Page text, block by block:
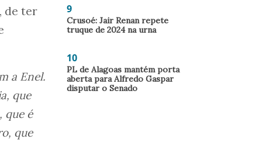
, de ter
a Enel.
que
que é
que
9
Crusoé: Jair Renan repete
truque de 2024 na urna
10
PL de Alagoas mantém porta
aberta para Alfredo Gaspar
disputar o Senado